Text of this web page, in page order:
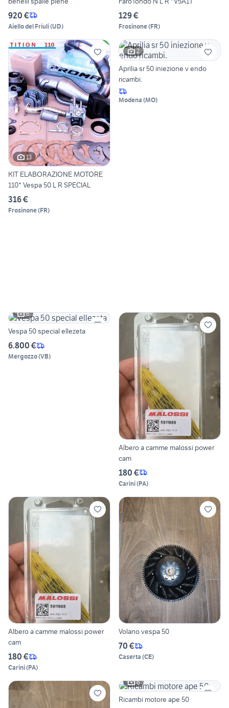
920 €
Aiello del Friuli(UD)
129 €
Frosinone(FR)
13
KIT ELABORAZIONE MOTORE
110* Vespa 50 L R SPECIAL
316 €
Frosinone(FR)
2
Aprilia sr 50 iniezione v endo
ricambi.
Modena (MO)
6
Vespa 50 special ellezeta
6.800 €
Mergozzo(VB)
Albero a camme malossi power
cam
180 €
Carini(PA)
Albero a camme malossi power
cam
180 €
Carini(PA)
Volano vespa 50
70 €
Caserta (CE)
6
Ricambi motore ape 50